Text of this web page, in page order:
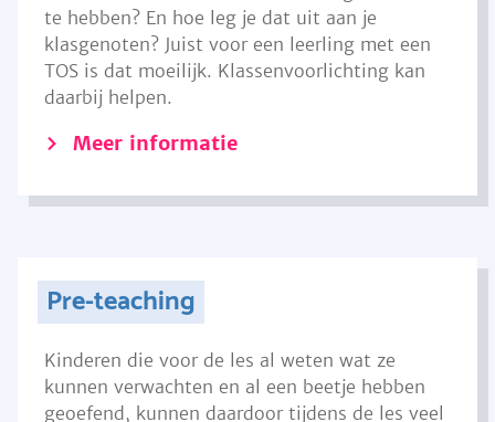
te hebben? En hoe leg je dat uit aan je
klasgenoten? Juist voor een leerling met een
TOS is dat moeilijk. Klassenvoorlichting kan
daarbij helpen.
Meer informatie
Pre-teaching
Kinderen die voor de les al weten wat ze
kunnen verwachten en al een beetje hebben
geoefend, kunnen daardoor tijdens de les veel